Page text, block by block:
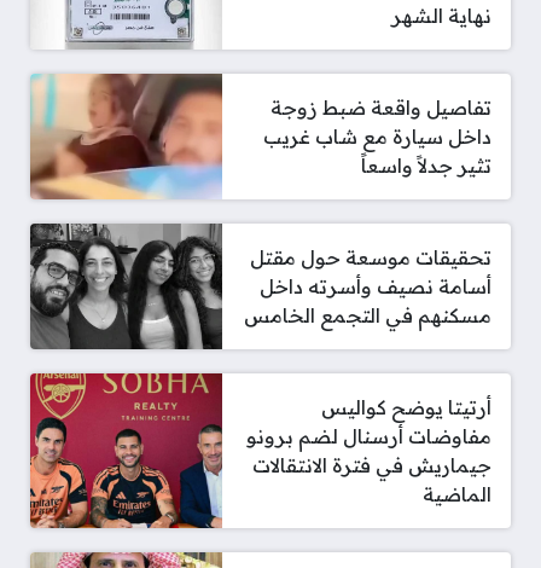
نهاية الشهر
تفاصيل واقعة ضبط زوجة
داخل سيارة مع شاب غريب
تثير جدلاً واسعاً
تحقيقات موسعة حول مقتل
أسامة نصيف وأسرته داخل
مسكنهم في التجمع الخامس
أرتيتا يوضح كواليس
مفاوضات أرسنال لضم برونو
جيماريش في فترة الانتقالات
الماضية